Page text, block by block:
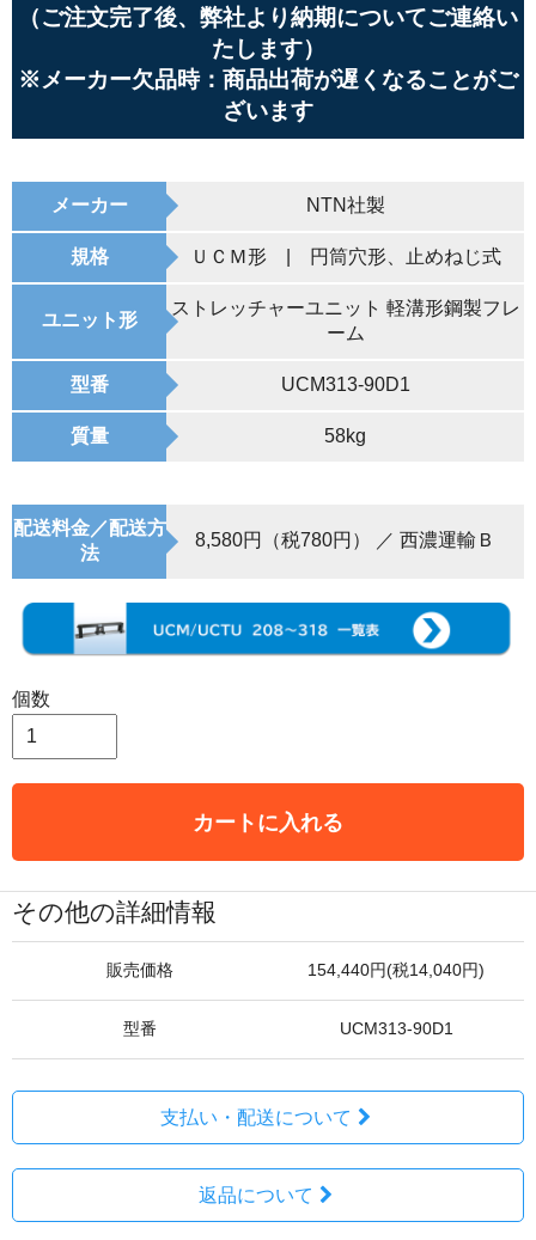
（ご注文完了後、弊社より納期についてご連絡い
たします）
※メーカー欠品時：商品出荷が遅くなることがご
ざいます
メーカー NTN社製
規格 ＵＣＭ形 | 円筒穴形、止めねじ式
ユニット形
ストレッチャーユニット 軽溝形鋼製フレ
ーム
型番 UCM313-90D1
質量 58kg
配送料金／配送方
法
8,580円（税780円） ／ 西濃運輸Ｂ
個数
カートに入れる
その他の詳細情報
販売価格 154,440円(税14,040円)
型番 UCM313-90D1
支払い・配送について
返品について